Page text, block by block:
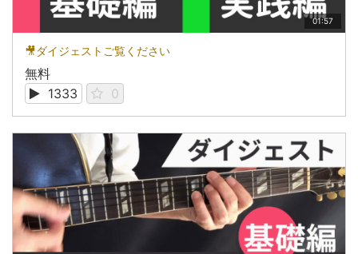
01:57
🎥ダイジェストご覧ください
無料
1333
0